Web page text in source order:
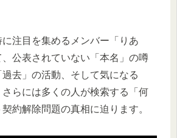
注目を集めるメンバー「りあ
公表されていない「本名」の噂
去」の活動、そして気になる
さらには多くの人が検索する「何
約解除問題の真相に迫ります。